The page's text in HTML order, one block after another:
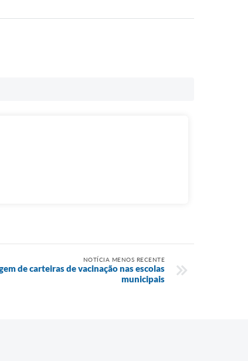
NOTÍCIA MENOS RECENTE
de carteiras de vacinação nas escolas
municipais